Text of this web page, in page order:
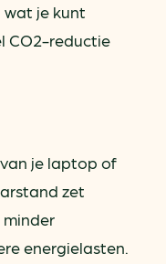
je kunt
CO2-reductie
je laptop of
zet
minder
energielasten.